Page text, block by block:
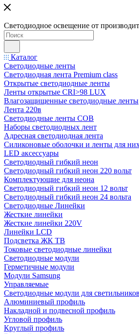
Светодиодное освещение от
Каталог
Светодиодные ленты
Светодиодная лента Premium class
Открытые светодиодные ленты
Ленты открытые CRI>98 LUX
Влагозащищенные светодиодные ленты
Лента 220в
Светодиодные ленты COB
Наборы светодиодных лент
Адресная светодиодная лента
Силиконовые оболочки и ленты для
LED аксессуары
Светодиодный гибкий неон
Светодиодный гибкий неон 220 вольт
Комплектующие для неона
Светодиодный гибкий неон 12 вольт
Светодиодный гибкий неон 24 вольта
Светодиодные Линейки
Жесткие линейки
Жесткие линейки 220V
Линейки LCD
Подсветка ЖК ТВ
Токовые светодиодные линейки
Светодиодные модули
Герметичные модули
Модули Samsung
Управляемые
Светодиодные модули для светильников
Алюминиевый профиль
Накладной и подвесной профиль
Угловой профиль
Круглый профиль